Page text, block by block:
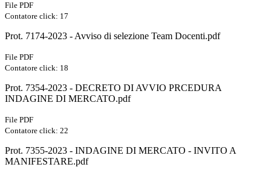
File PDF
Contatore click: 17
Prot. 7174-2023 - Avviso di selezione Team Docenti.pdf
File PDF
Contatore click: 18
Prot. 7354-2023 - DECRETO DI AVVIO PRCEDURA
INDAGINE DI MERCATO.pdf
File PDF
Contatore click: 22
Prot. 7355-2023 - INDAGINE DI MERCATO - INVITO A
MANIFESTARE.pdf